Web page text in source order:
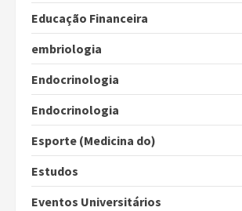
Educação Financeira
embriologia
Endocrinologia
Endocrinologia
Esporte (Medicina do)
Estudos
Eventos Universitários